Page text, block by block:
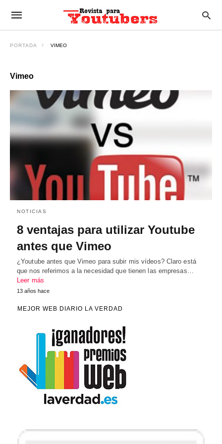
PORTADA VIMEO
Vimeo
NOTICIAS
8 ventajas para utilizar Youtube
antes que Vimeo
¿Youtube antes que Vimeo para subir mis vídeos? Claro está
que nos referimos a la necesidad que tienen las empresas…
Leer más
13 años hace
MEJOR WEB DIARIO LA VERDAD